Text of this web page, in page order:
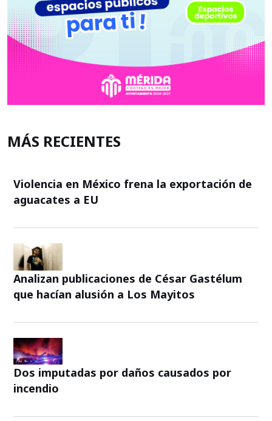
MÁS RECIENTES
Violencia en México frena la exportación de
aguacates a EU
Analizan publicaciones de César Gastélum
que hacían alusión a Los Mayitos
Dos imputadas por daños causados por
incendio